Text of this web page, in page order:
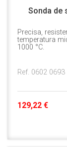
Sonda de
Precisa,
temperatura
1000 °C.
Ref. 0602 0693
129,22 €